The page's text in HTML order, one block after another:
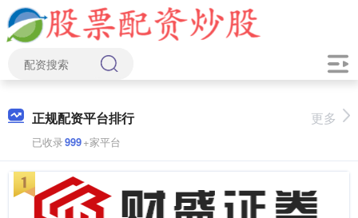
正规配资平台排行
已收录999+家平台
更多